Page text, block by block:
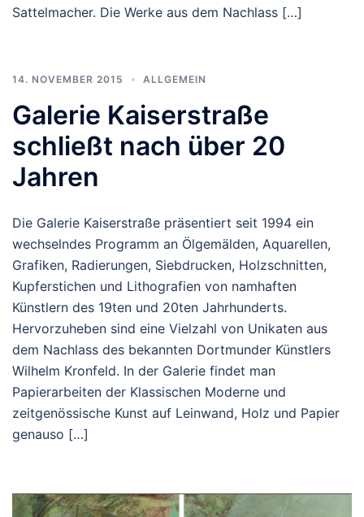
Sattelmacher. Die Werke aus dem Nachlass […]
14. NOVEMBER 2015 ALLGEMEIN
Galerie Kaiserstraße
schließt nach über 20
Jahren
Die Galerie Kaiserstraße präsentiert seit 1994 ein
wechselndes Programm an Ölgemälden, Aquarellen,
Grafiken, Radierungen, Siebdrucken, Holzschnitten,
Kupferstichen und Lithografien von namhaften
Künstlern des 19ten und 20ten Jahrhunderts.
Hervorzuheben sind eine Vielzahl von Unikaten aus
dem Nachlass des bekannten Dortmunder Künstlers
Wilhelm Kronfeld. In der Galerie findet man
Papierarbeiten der Klassischen Moderne und
zeitgenössische Kunst auf Leinwand, Holz und Papier
genauso […]